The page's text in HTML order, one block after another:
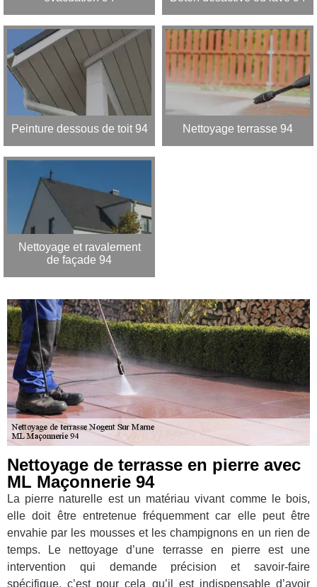
Peinture dessous de toit 94 Nettoyage terrasse 94
Nettoyage et ravalement
de façade 94
Nettoyage de terrasse en pierre avec
ML Maçonnerie 94
La pierre naturelle est un matériau vivant comme le bois,
elle doit être entretenue fréquemment car elle peut être
envahie par les mousses et les champignons en un rien de
temps. Le nettoyage d’une terrasse en pierre est une
intervention qui demande précision et savoir-faire
spécifique, c’est pour cela qu’il est indispensable d’avoir